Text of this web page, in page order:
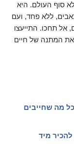
סוף העולם. היא
ללא פחד, ועם
אל תחכו. התייעצו
את המתנה של חיים
מה שחייבים
מיד